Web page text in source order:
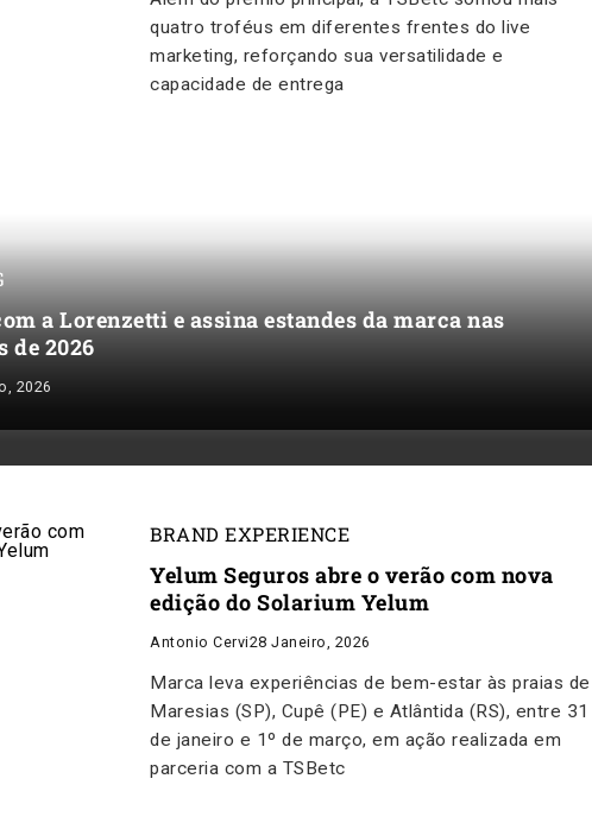
quatro troféus em diferentes frentes do live
marketing, reforçando sua versatilidade e
capacidade de entrega
a Lorenzetti e assina estandes da marca nas
2026
2026
BRAND EXPERIENCE
Yelum Seguros abre o verão com nova
edição do Solarium Yelum
Antonio Cervi28 Janeiro, 2026
Marca leva experiências de bem-estar às praias de
Maresias (SP), Cupê (PE) e Atlântida (RS), entre 31
de janeiro e 1º de março, em ação realizada em
parceria com a TSBetc